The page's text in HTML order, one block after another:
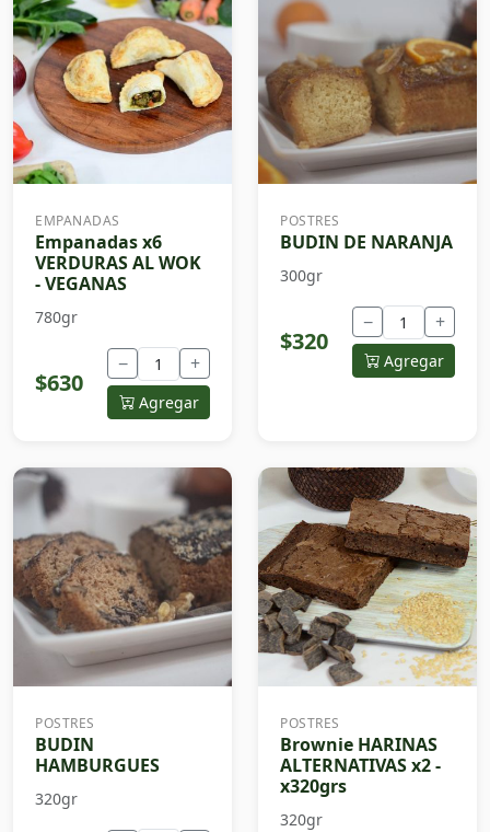
EMPANADAS
Empanadas x6
VERDURAS AL WOK
- VEGANAS
780gr
$630
− +
Agregar
POSTRES
BUDIN DE NARANJA
300gr
$320
− +
Agregar
POSTRES
BUDIN
HAMBURGUES
320gr
POSTRES
Brownie HARINAS
ALTERNATIVAS x2 -
x320grs
320gr